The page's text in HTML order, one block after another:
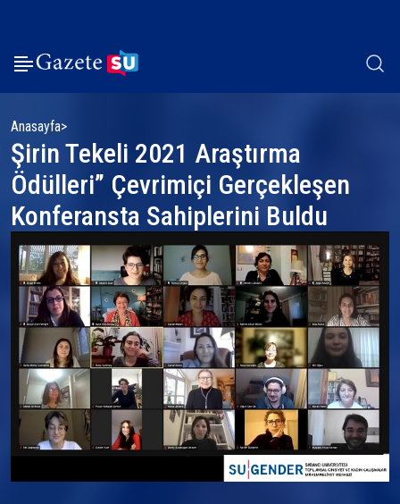
Anasayfa
Şirin Tekeli 2021 Araştırma
Ödülleri” Çevrimiçi Gerçekleşen
Konferansta Sahiplerini Buldu